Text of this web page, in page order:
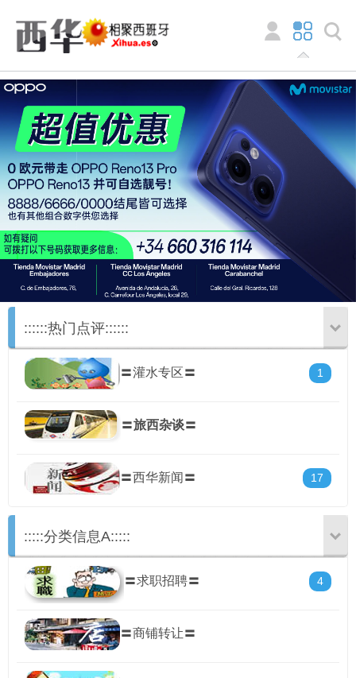
::::::热门点评::::::
1
〓灌水专区〓
〓旅西杂谈〓
17
〓西华新闻〓
:::::分类信息A:::::
4
〓求职招聘〓
〓商铺转让〓